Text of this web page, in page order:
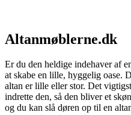
Altanmøblerne.dk
Er du den heldige indehaver af
at skabe en lille, hyggelig oase.
altan er lille eller stor. Det
indrette den, så den bliver et
og du kan slå døren op til en